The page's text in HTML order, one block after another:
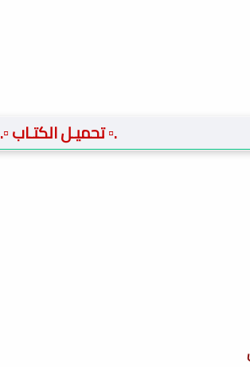
.▫️ تحميـل الكتـاب ▫️.